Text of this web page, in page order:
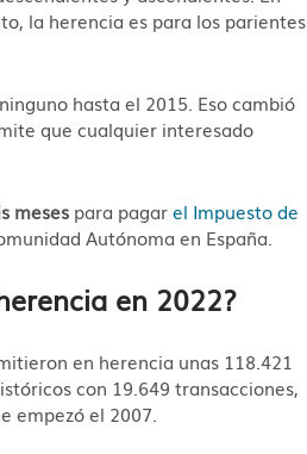
la herencia es para los parientes
hasta el 2015. Eso cambió
que cualquier interesado
meses para pagarel Impuesto de
Autónoma en España.
en 2022?
en herencia unas 118.421
con 19.649 transacciones,
empezó el 2007.